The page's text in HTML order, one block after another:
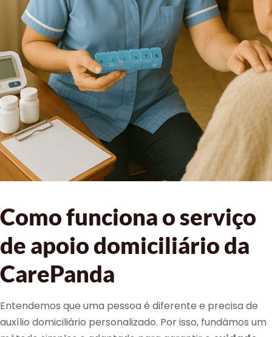
Como funciona o serviço
de apoio domiciliário da
CarePanda
Entendemos que uma pessoa é diferente e precisa de
auxílio domiciliário personalizado. Por isso, fundámos um